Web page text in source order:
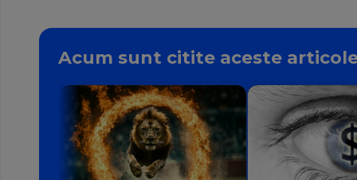
Acum sunt citite aceste